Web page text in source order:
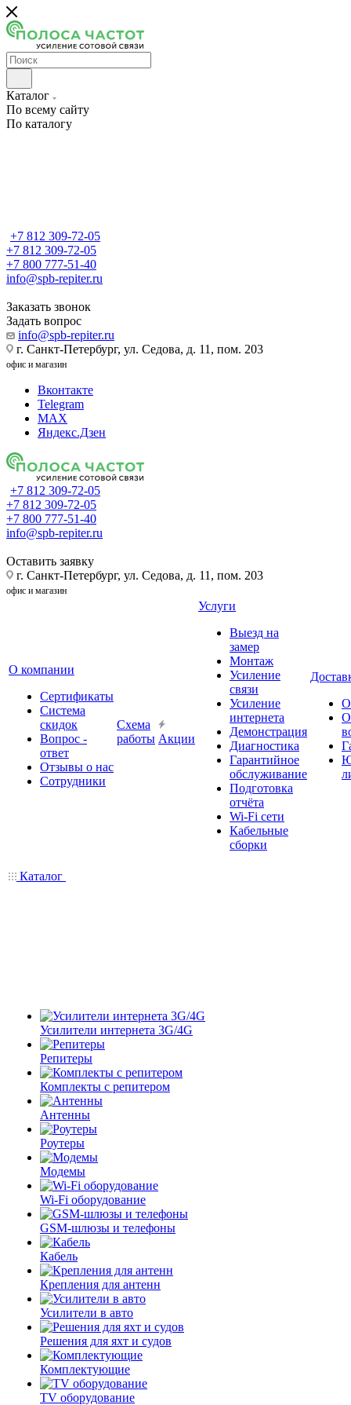
Каталог
По всему сайту
По каталогу
+7 812 309-72-05
+7 812 309-72-05
+7 800 777-51-40
info@spb-repiter.ru
Заказать звонок
Задать вопрос
info@spb-repiter.ru
г. Санкт-Петербург, ул. Седова, д. 11, пом. 203
офис и магазин
Вконтакте
Telegram
MAX
Яндекс.Дзен
+7 812 309-72-05
+7 812 309-72-05
+7 800 777-51-40
info@spb-repiter.ru
Оставить заявку
г. Санкт-Петербург, ул. Седова, д. 11, пом. 203
офис и магазин
О компании
Сертификаты
Система
скидок
Вопрос -
ответ
Отзывы о нас
Сотрудники
Схема
работы Акции
Услуги
Выезд на
замер
Монтаж
Усиление
связи
Усиление
интернета
Демонстрация
Диагностика
Гарантийное
обслуживание
Подготовка
отчёта
Wi-Fi сети
Кабельные
сборки
Каталог
Усилители интернета 3G/4G
Репитеры
Комплекты с репитером
Антенны
Роутеры
Модемы
Wi-Fi оборудование
GSM-шлюзы и телефоны
Кабель
Крепления для антенн
Усилители в авто
Решения для яхт и судов
Комплектующие
TV оборудование